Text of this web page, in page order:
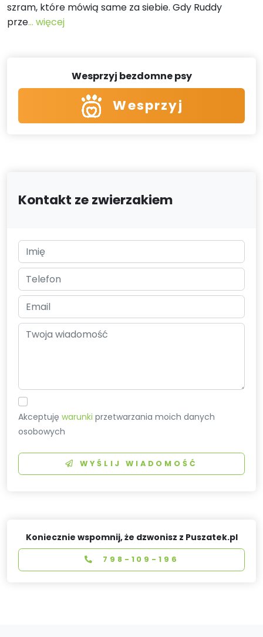
szram, które mówią same za siebie. Gdy Ruddy
prze... więcej
Wesprzyj bezdomne psy
Wesprzyj
Kontakt ze zwierzakiem
Akceptujęwarunki przetwarzania moich danych
osobowych
WYŚLIJ WIADOMOŚĆ
Koniecznie wspomnij, że dzwonisz z Puszatek.pl
798-109-196